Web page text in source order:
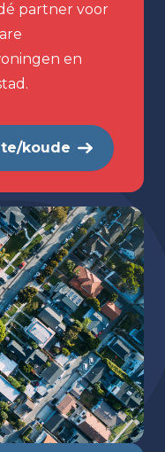
partner voor
en
koude